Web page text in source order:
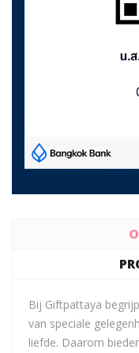
Bij Giftpattaya
van speciale
liefde. Daarom